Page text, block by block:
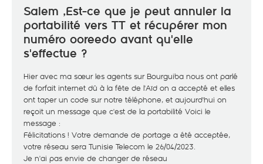
Salem ,Est-ce que je peut annuler la
portabilité vers TT et récupérer mon
numéro ooreedo avant qu'elle
s'effectue ?
Hier avec ma sœur les agents sur Bourguiba nous ont parlé
de forfait internet dû à la fête de l'Aïd on a accepté et elles
ont taper un code sur notre téléphone, et aujourd'hui on
reçoit un message que c'est de la portabilité Voici le
message :
Félicitations ! Votre demande de portage a été acceptée,
votre réseau sera Tunisie Telecom le 26/04/2023.
Je n'ai pas envie de changer de réseau